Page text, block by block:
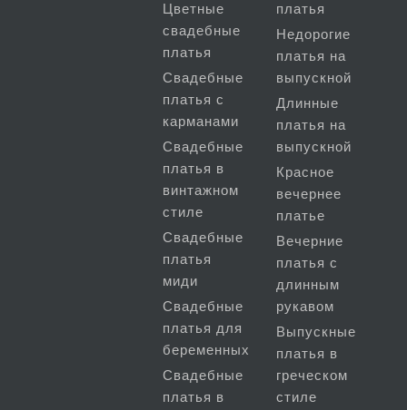
Цветные
свадебные
платья
Свадебные
платья с
карманами
Свадебные
платья в
винтажном
стиле
Свадебные
платья
миди
Свадебные
платья для
беременных
Свадебные
платья в
платья
Недорогие
платья на
выпускной
Длинные
платья на
выпускной
Красное
вечернее
платье
Вечерние
платья с
длинным
рукавом
Выпускные
платья в
греческом
стиле